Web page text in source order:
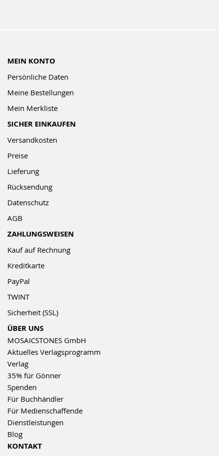
MEIN KONTO
Persönliche Daten
Meine Bestellungen
Mein Merkliste
SICHER EINKAUFEN
Versandkosten
Preise
Lieferung
Rücksendung
Datenschutz
AGB
ZAHLUNGSWEISEN
Kauf auf Rechnung
Kreditkarte
PayPal
TWINT
Sicherheit (SSL)
ÜBER UNS
MOSAICSTONES GmbH
Aktuelles Verlagsprogramm
Verlag
35% für Gönner
Spenden
Für Buchhändler
Für Medienschaffende
Dienstleistungen
Blog
KONTAKT